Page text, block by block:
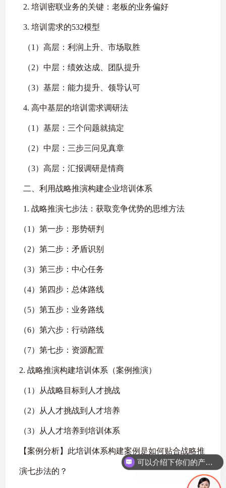
2. 培训密联业务的关键：老板的业务偏好
3. 培训需求的532模型
（1）高层：利润上升、市场取胜
（2）中层：绩效达成、团队提升
（3）基层：能力提升、领导认可
4. 高中基层的培训需求调研法
（1）基层：三个问题就搞定
（2）中层：三步三问见真章
（3）高层：汇报调研是情商
二、利用战略推演构建企业培训体系
1. 战略推演七步法：获取竞争优势的思维方法
（1）第一步：形势研判
（2）第二步：矛盾识别
（3）第三步：中心任务
（4）第四步：总体路线
（5）第五步：业务路线
（6）第六步：行动路线
（7）第七步：资源配置
2. 战略推演构建培训体系（案例推演）
（1）从战略目标到人才挑战
（2）从人才挑战到人才培养
（3）从人才培养到培训体系
【案例分析】此培训体系构建案例是如何贴合战略推
演七步法的？
你们是怎么收费的呢